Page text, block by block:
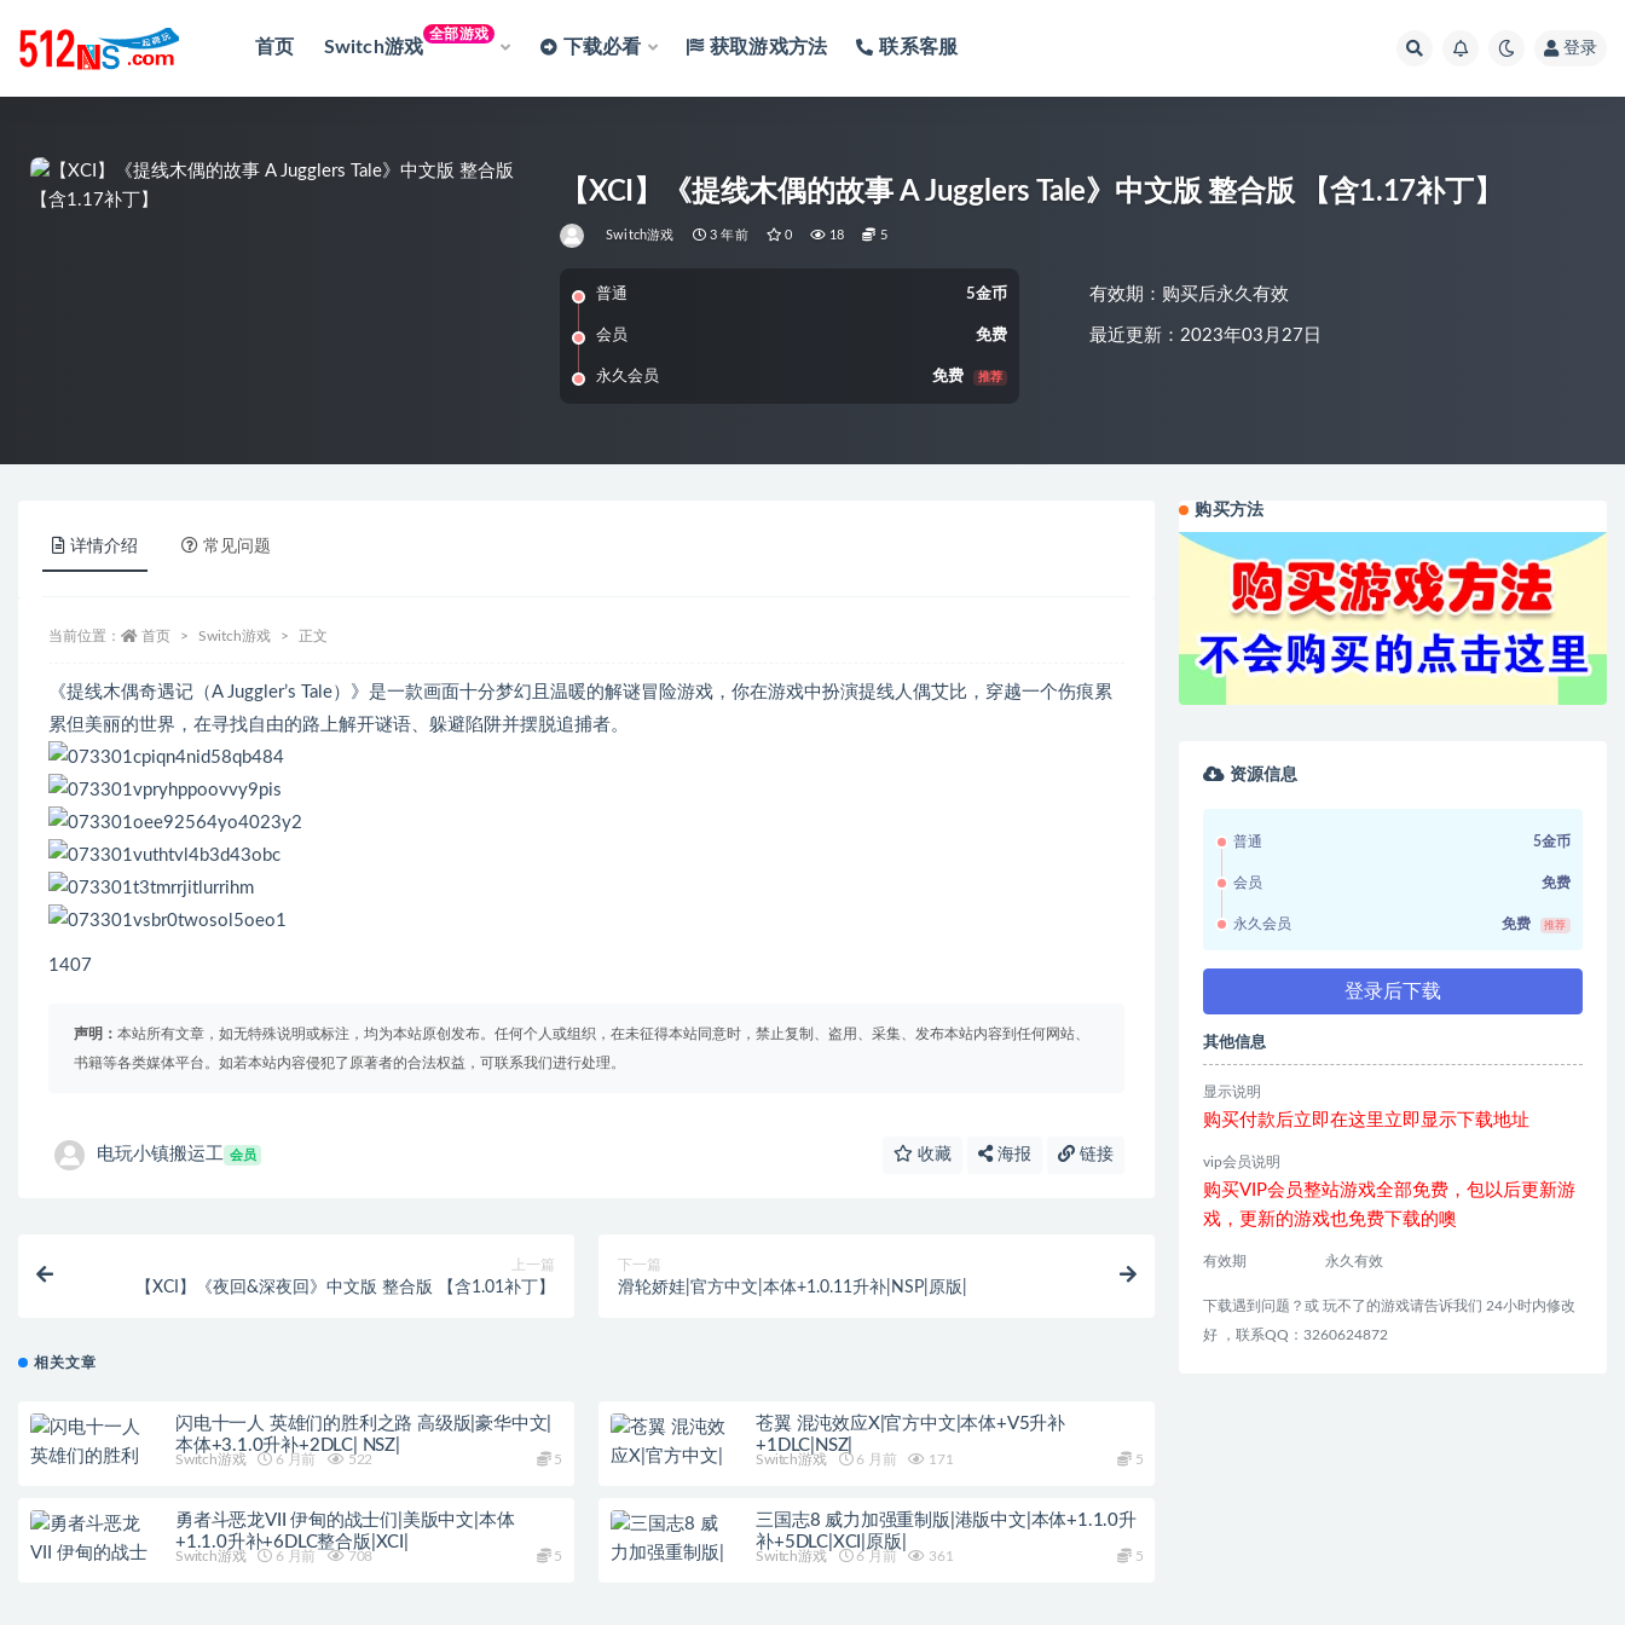
首页 Switch游戏
全部游戏
下载必看 获取游戏方法 联系客服 登录
【XCI】《提线木偶的故事 A Jugglers Tale》中文版 整合版 【含1.17补丁】
Switch游戏 3 年前 0 18 5
普通 5金币
会员 免费
永久会员 免费 推荐
有效期：购买后永久有效
最近更新：2023年03月27日
详情介绍 常见问题
当前位置： 首页 Switch游戏 正文
《提线木偶奇遇记（A Juggler’s Tale）》是一款画面十分梦幻且温暖的解谜冒险游戏，你在游戏中扮演提线人偶艾比，穿越一个伤痕累
累但美丽的世界，在寻找自由的路上解开谜语、躲避陷阱并摆脱追捕者。
1407
声明： 本站所有文章，如无特殊说明或标注，均为本站原创发布。任何个人或组织，在未征得本站同意时，禁止复制、盗用、采集、发布本站内容到任何网站、
书籍等各类媒体平台。如若本站内容侵犯了原著者的合法权益，可联系我们进行处理。
电玩小镇搬运工 会员 收藏 海报 链接
上一篇
【XCI】《夜回&深夜回》中文版 整合版 【含1.01补丁】
下一篇
滑轮娇娃|官方中文|本体+1.0.11升补|NSP|原版|
相关文章
闪电十一人 英雄们的胜利之路 高级版|豪华中文|
本体+3.1.0升补+2DLC| NSZ|
Switch游戏 6 月前 522 5
苍翼 混沌效应X|官方中文|本体+V5升补
+1DLC|NSZ|
Switch游戏 6 月前 171 5
勇者斗恶龙VII 伊甸的战士们|美版中文|本体
+1.1.0升补+6DLC整合版|XCI|
Switch游戏 6 月前 708 5
三国志8 威力加强重制版|港版中文|本体+1.1.0升
补+5DLC|XCI|原版|
Switch游戏 6 月前 361 5
购买方法
资源信息
普通 5金币
会员 免费
永久会员 免费 推荐
登录后下载
其他信息
显示说明
购买付款后立即在这里立即显示下载地址
vip会员说明
购买VIP会员整站游戏全部免费，包以后更新游
戏，更新的游戏也免费下载的噢
有效期 永久有效
下载遇到问题？或 玩不了的游戏请告诉我们 24小时内修改
好 ，联系QQ：3260624872